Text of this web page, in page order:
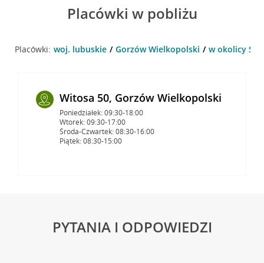
Placówki w pobliżu
Placówki: woj. lubuskie Gorzów Wielkopolski w okolicy
Witosa 50, Gorzów Wielkopolski
Poniedziałek: 09:30-18:00
Wtorek: 09:30-17:00
Środa-Czwartek: 08:30-16:00
Piątek: 08:30-15:00
PYTANIA I ODPOWIEDZI